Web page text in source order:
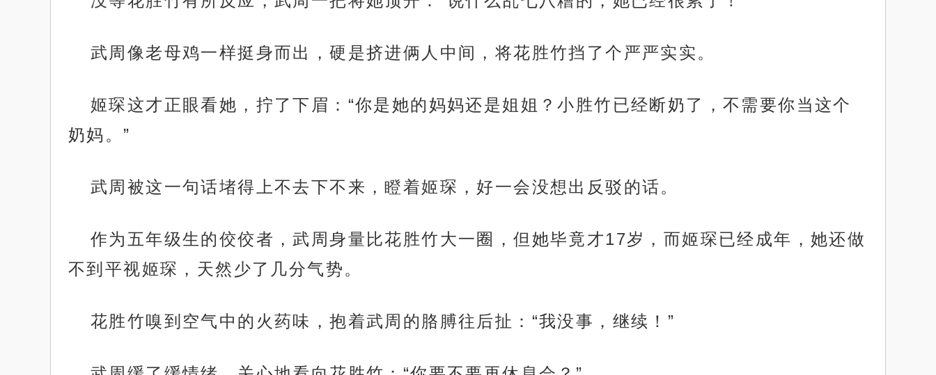
武周像老母鸡一样挺身而出，硬是挤进俩人中间，将花胜竹挡了个严严实实。
姬琛这才正眼看她，拧了下眉：“你是她的妈妈还是姐姐？小胜竹已经断奶了，不需要你当这个
奶妈。”
武周被这一句话堵得上不去下不来，瞪着姬琛，好一会没想出反驳的话。
作为五年级生的佼佼者，武周身量比花胜竹大一圈，但她毕竟才17岁，而姬琛已经成年，她还做
不到平视姬琛，天然少了几分气势。
花胜竹嗅到空气中的火药味，抱着武周的胳膊往后扯：“我没事，继续！”